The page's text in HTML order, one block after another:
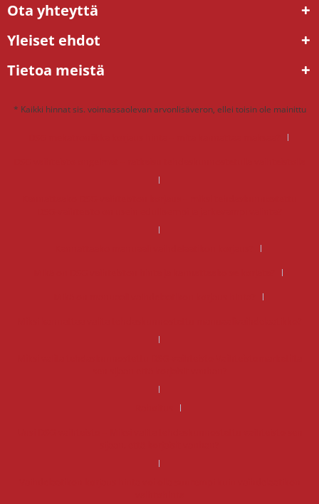
Ota yhteyttä
Yleiset ehdot
Tietoa meistä
* Kaikki hinnat sis. voimassaolevan arvonlisäveron, ellei toisin ole mainittu